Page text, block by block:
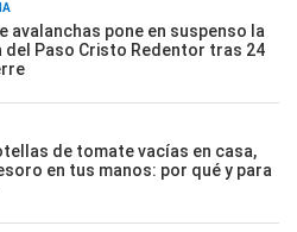
avalanchas pone en suspenso la
del Paso Cristo Redentor tras 24
de tomate vacías en casa,
en tus manos: por qué y para